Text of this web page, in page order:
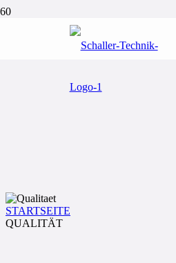
STARTSEITE
QUALITÄT